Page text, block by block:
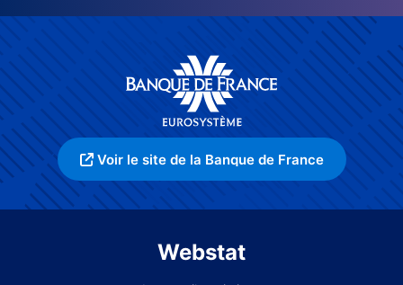
Voir le site de la Banque de France
Webstat